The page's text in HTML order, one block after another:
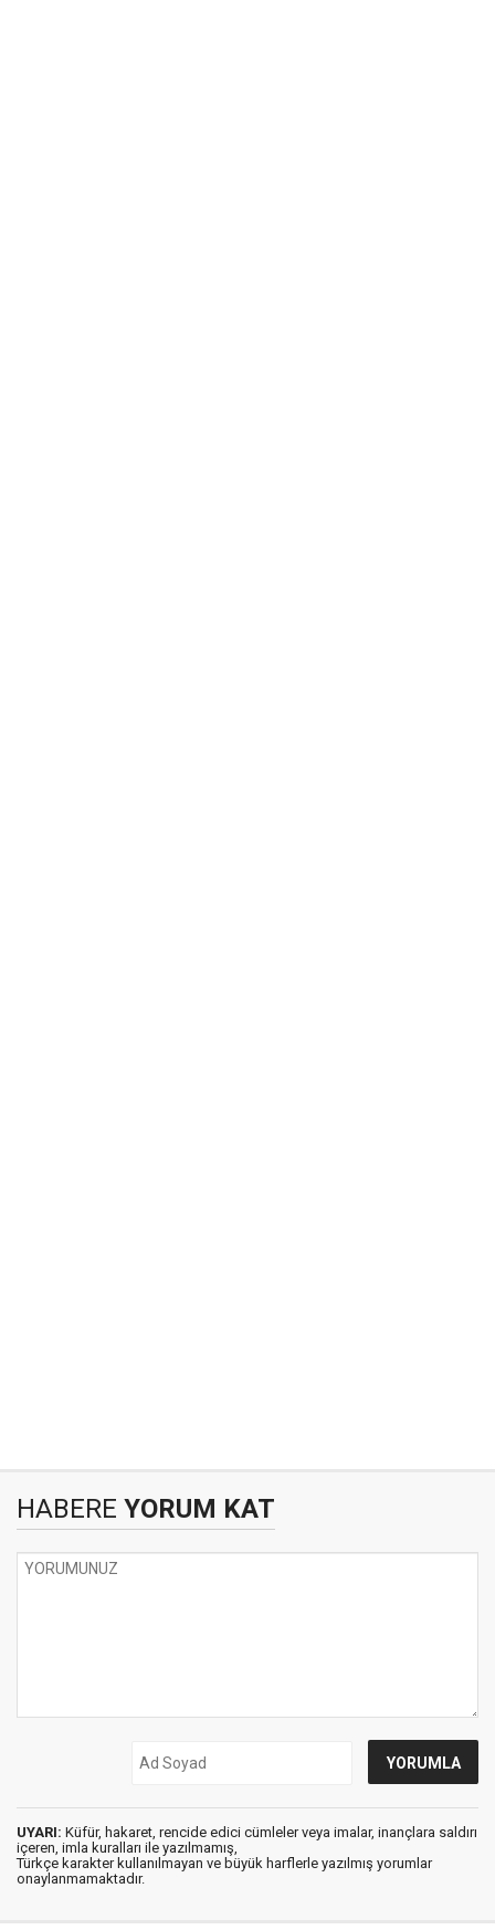
HABERE YORUM KAT
UYARI: Küfür, hakaret, rencide edici cümleler veya imalar, inançlara saldırı
içeren, imla kuralları ile yazılmamış,
Türkçe karakter kullanılmayan ve büyük harflerle yazılmış yorumlar
onaylanmamaktadır.